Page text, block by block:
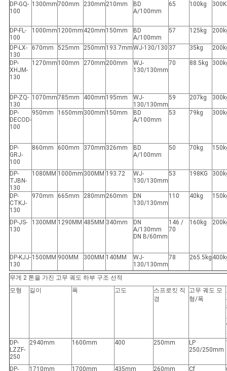
DP-GQ-
100
1300mm700mm 230mm 210mm
BD
A/100mm
65 100kg
DP-FL-
100
1000mm 1200mm 420mm 150mm
BD
A/100mm
57 125kg
DP-LX-
130
670mm 525mm 250mm 193.7mmWJ-130/130 37 35kg
DP-
XHJM-
130
1270mm 100mm 270mm 200mm
WJ-
130/130mm
70 88.5kg
DP-ZQ-
130
1070mm785mm 400mm 195mm
WJ-
130/130mm
59 207kg
DP-
DECOD-
100
950mm 1650mm 300mm 150mm
BD
A/100mm
53 79kg
DP-
GRJ-
100
860mm 600mm 370mm 326mm
BD
A/100mm
50 70kg
DP-
TJBN-
130
1080MM 1000mm 300MM 193.72
WJ-
130/130mm
53 198KG
DP-
CTKJ-
130
970mm 665mm 280mm 260mm
DN
130/130mm
110 40kg
DP-JS-
130
1300MM 1290MM 485MM 340mm
DN
A/130mm
DN B/60mm
146 /
70
160kg
DP-KJJ-
130
1500MM 900MM 300MM 140MM
WJ-
130/130mm
78 265.5kg
무게 2 톤을 가진 고무 궤도 하부 구조 선적
모형
길이 폭 고도
스프로킷 직
경
고무 궤도 모
형/폭
DP-
LZZF-
250
2940mm 1600mm 400 250mm
LP
250/250mm
DP- 1710mm 1700mm 435mm 260mm Cf